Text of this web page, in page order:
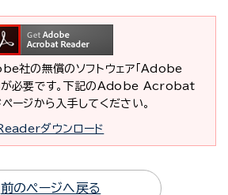
社の無償のソフトウェア「Adobe
必要です。下記のAdobe Acrobat
ージから入手してください。
ダウンロード
前のページへ戻る